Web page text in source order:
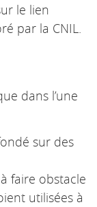
le lien
par la CNIL.
dans l’une
sur des
faire obstacle
utilisées à